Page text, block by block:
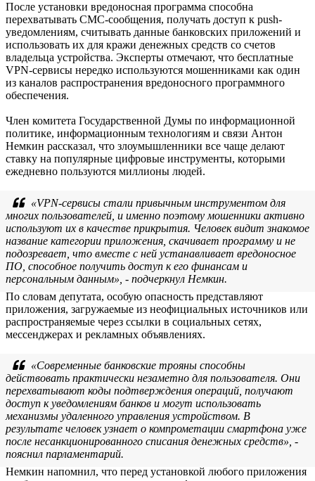
После установки вредоносная программа способна
перехватывать СМС-сообщения, получать доступ к push-
уведомлениям, считывать данные банковских приложений и
использовать их для кражи денежных средств со счетов
владельца устройства. Эксперты отмечают, что бесплатные
VPN-сервисы нередко используются мошенниками как один
из каналов распространения вредоносного программного
обеспечения.
Член комитета Государственной Думы по информационной
политике, информационным технологиям и связи Антон
Немкин рассказал, что злоумышленники все чаще делают
ставку на популярные цифровые инструменты, которыми
ежедневно пользуются миллионы людей.
«VPN-сервисы стали привычным инструментом для
многих пользователей, и именно поэтому мошенники активно
используют их в качестве прикрытия. Человек видит знакомое
название категории приложения, скачивает программу и не
подозревает, что вместе с ней устанавливает вредоносное
ПО, способное получить доступ к его финансам и
персональным данным», - подчеркнул Немкин.
По словам депутата, особую опасность представляют
приложения, загружаемые из неофициальных источников или
распространяемые через ссылки в социальных сетях,
мессенджерах и рекламных объявлениях.
«Современные банковские трояны способны
действовать практически незаметно для пользователя. Они
перехватывают коды подтверждения операций, получают
доступ к уведомлениям банков и могут использовать
механизмы удаленного управления устройством. В
результате человек узнает о компрометации смартфона уже
после несанкционированного списания денежных средств», -
пояснил парламентарий.
Немкин напомнил, что перед установкой любого приложения